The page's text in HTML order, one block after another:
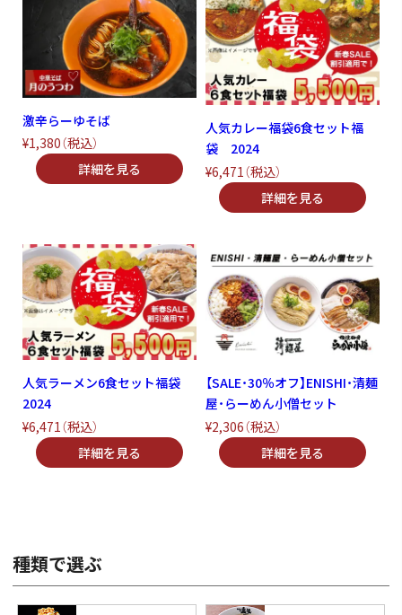
激辛らーゆそば
¥1,380（税込）
人気カレー福袋6食セット福
袋 2024
¥6,471 （税込）
人気ラーメン6食セット福袋
2024
¥6,471 （税込）
【SALE・30％オフ】ENISHI・清麺
屋・らーめん小僧セット
¥2,306（税込）
種類で選ぶ